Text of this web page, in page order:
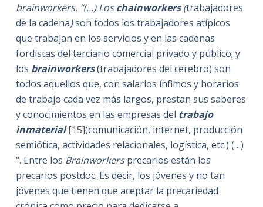
brainworkers. “(…) Loschainworkers(trabajadores
de la cadena)son todos los trabajadores atípicos
que trabajan en los servicios y en las cadenas
fordistas del terciario comercial privado y público; y
los brainworkers(trabajadores del cerebro) son
todos aquellos que, con salarios ínfimos y horarios
de trabajo cada vez más largos, prestan sus saberes
y conocimientos en las empresas del trabajo
inmaterial [15](comunicación, internet, producción
semiótica, actividades relacionales, logística, etc.) (…)
“. Entre los Brainworkersprecarios están los
precarios postdoc. Es decir, los jóvenes y no tan
jóvenes que tienen que aceptar la precariedad